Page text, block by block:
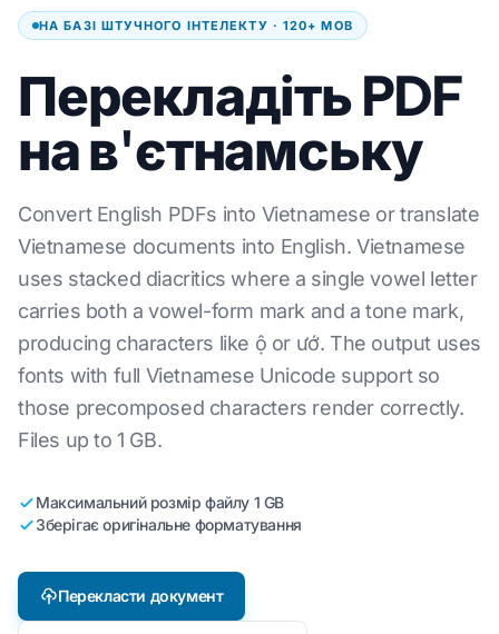
НА БАЗІ ШТУЧНОГО ІНТЕЛЕКТУ · 120+ МОВ
Перекладіть PDF
на в'єтнамську
Convert English PDFs into Vietnamese or translate
Vietnamese documents into English. Vietnamese
uses stacked diacritics where a single vowel letter
carries both a vowel-form mark and a tone mark,
producing characters like ộ or ướ. The output uses
fonts with full Vietnamese Unicode support so
those precomposed characters render correctly.
Files up to 1 GB.
Максимальний розмір файлу 1 GB
Зберігає оригінальне форматування
Перекласти документ